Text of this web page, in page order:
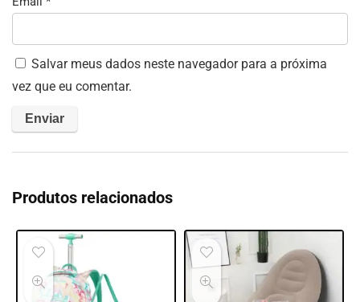
Salvar meus dados neste navegador para a próxima
vez que eu comentar.
Produtos relacionados